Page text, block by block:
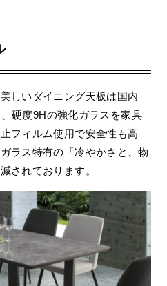
しいダイニング天板は国内
硬度9Hの強化ガラスを家具
フィルム使用で安全性も高
ラス特有の「冷やかさと、物
されております。